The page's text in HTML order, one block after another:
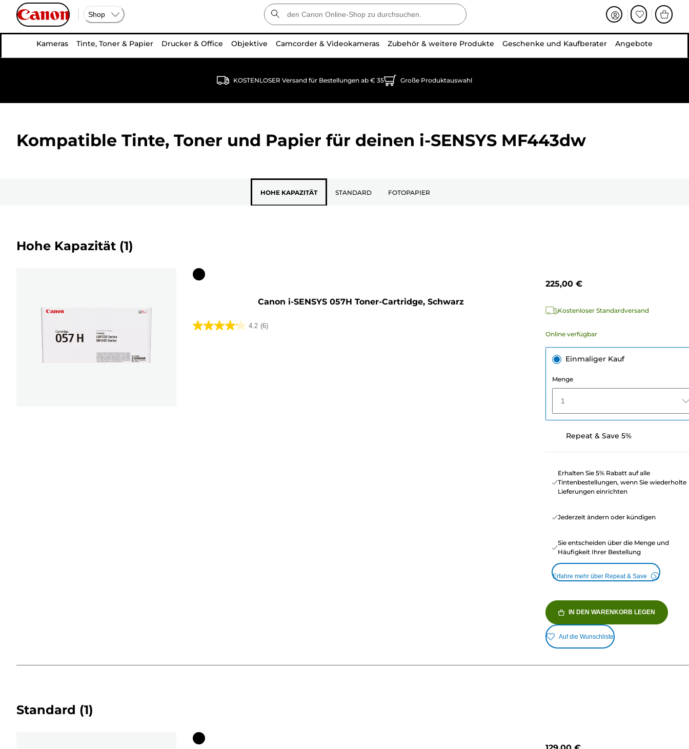
Shop
Kameras Tinte, Toner & Papier Drucker & Office Objektive Camcorder & Videokameras Zubehör & weitere Produkte Geschenke und Kaufberater Angebote
KOSTENLOSER Versand für Bestellungen ab € 35 Große Produktauswahl
Kompatible Tinte, Toner und Papier für deinen i-SENSYS MF443dw
HOHE KAPAZITÄT STANDARD FOTOPAPIER
Hohe Kapazität (1)
Farbpatrone
Canon i-SENSYS 057H Toner-Cartridge, Schwarz
4.2 (6)
4.2
225,00 €
Kostenloser Standardversand
Online verfügbar
Einmaliger Kauf
Menge
1
Repeat & Save 5%
Erhalten Sie 5% Rabatt auf alle
Tintenbestellungen, wenn Sie wiederholte
Lieferungen einrichten
Jederzeit ändern oder kündigen
Sie entscheiden über die Menge und
Häufigkeit Ihrer Bestellung
Erfahre mehr über Repeat & Save
IN DEN WARENKORB LEGEN
Auf die Wunschliste
Standard (1)
Farbpatrone